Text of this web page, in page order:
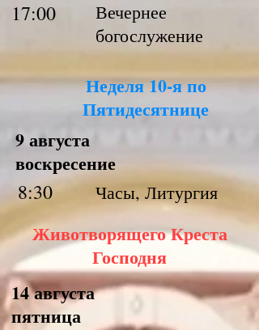
17:00
Вечернее
богослужение
Неделя 10-я по
Пятидесятнице
9 августа
воскресение
8:30 Часы, Литургия
Животворящего Креста
Господня
14 августа
пятница